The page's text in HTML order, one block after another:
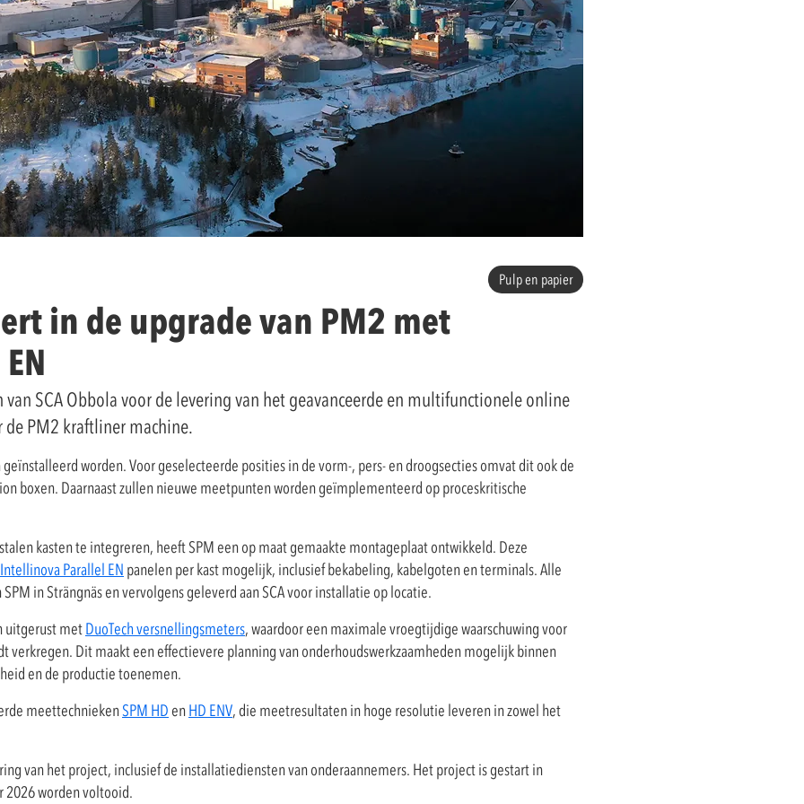
Pulp en papier
in de upgrade van PM2 met
SCA Obbola voor de levering van het geavanceerde en multifunctionele online
PM2 kraftliner machine.
worden. Voor geselecteerde posities in de vorm-, pers- en droogsecties omvat dit ook de
boxen. Daarnaast zullen nieuwe meetpunten worden geïmplementeerd op proceskritische
kasten te integreren, heeft SPM een op maat gemaakte montageplaat ontwikkeld. Deze
Intellinova Parallel EN panelen per kast mogelijk, inclusief bekabeling, kabelgoten en terminals. Alle
in Strängnäs en vervolgens geleverd aan SCA voor installatie op locatie.
uitgerust metDuoTech versnellingsmeters, waardoor een maximale vroegtijdige waarschuwing voor
verkregen. Dit maakt een effectievere planning van onderhoudswerkzaamheden mogelijk binnen
en de productie toenemen.
meettechniekenSPM HDenHD ENV, die meetresultaten in hoge resolutie leveren in zowel het
van het project, inclusief de installatiediensten van onderaannemers. Het project is gestart in
2026 worden voltooid.